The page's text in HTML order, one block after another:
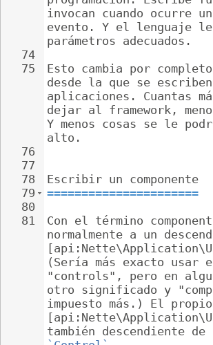
74
75
76
77
78
79
80
81
invocan cuando ocurre
evento. Y el lenguaje
parámetros adecuados.
Esto cambia por
desde la que se
aplicaciones. Cuantas
dejar al framework,
Y menos cosas se le
alto.
Escribir un componente
======================
Con el término
normalmente a un
(Sería más exacto usar
"controls", pero en
otro significado y
impuesto más.) El
también descendiente